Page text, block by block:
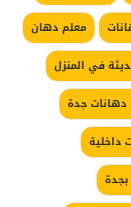
معلم دهان
في المنزل
دهانات جدة
داخلية